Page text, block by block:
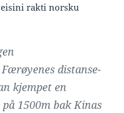
rakti norsku
distanse-
kjempet en
1500m bak Kinas